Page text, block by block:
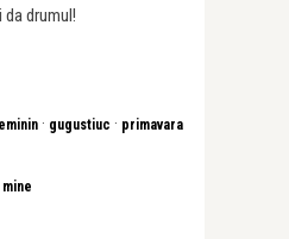
drumul!
· gugustiuc · primavara